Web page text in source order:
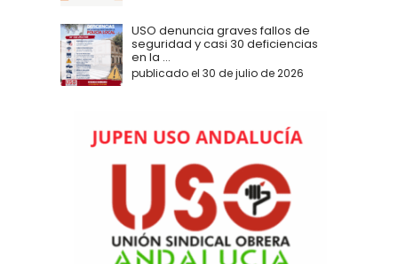
USO denuncia graves fallos de
seguridad y casi 30 deficiencias
en la ...
publicado el 30 de julio de 2026